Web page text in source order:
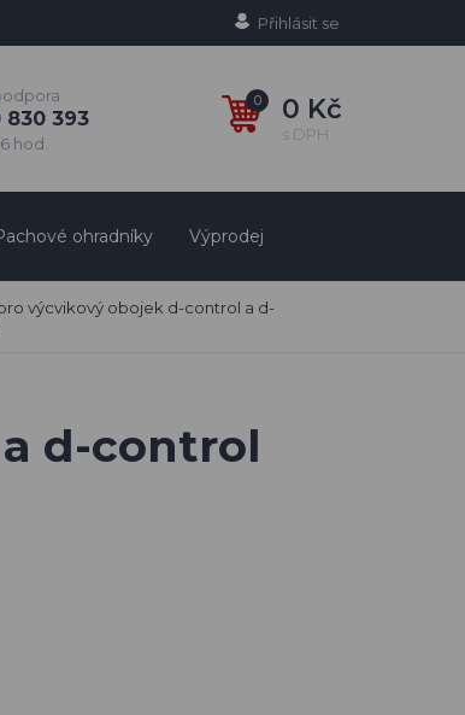
Přihlásit se
830 393
hod.
0 0 Kč
s DPH
ohradníky Výprodej
výcvikový obojek d-control a d-
d-control